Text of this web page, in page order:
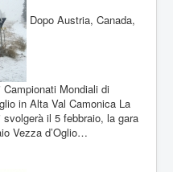
Dopo Austria, Canada,
Mondiali di
in Alta Val Camonica La
il 5 febbraio, la gara
Vezza d’Oglio…